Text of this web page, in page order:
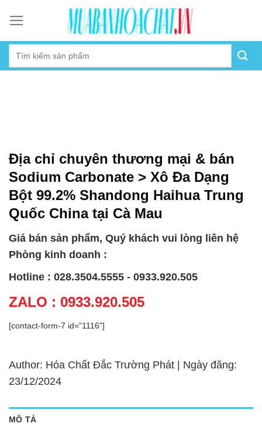
content
Địa chỉ chuyên thương mại & bán
Sodium Carbonate > Xô Đa Dạng
Bột 99.2% Shandong Haihua Trung
Quốc China tại Cà Mau
Giá bán sản phẩm, Quý khách vui lòng liên hệ
Phòng kinh doanh :
Hotline : 028.3504.5555 - 0933.920.505
ZALO : 0933.920.505
[contact-form-7 id="1116"]
Author: Hóa Chất Đắc Trường Phát | Ngày đăng:
23/12/2024
MÔ TẢ